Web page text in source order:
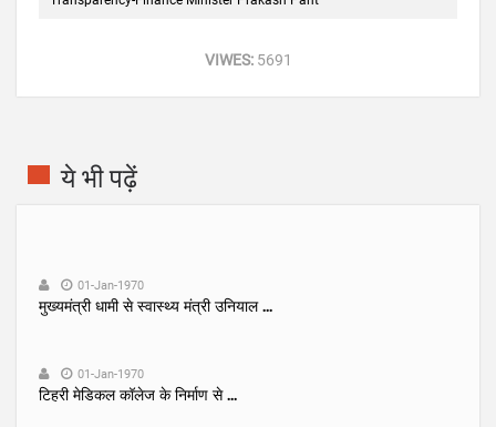
VIWES: 5691
ये भी पढ़ें
01-Jan-1970
मुख्यमंत्री धामी से स्वास्थ्य मंत्री उनियाल ...
01-Jan-1970
टिहरी मेडिकल कॉलेज के निर्माण से ...